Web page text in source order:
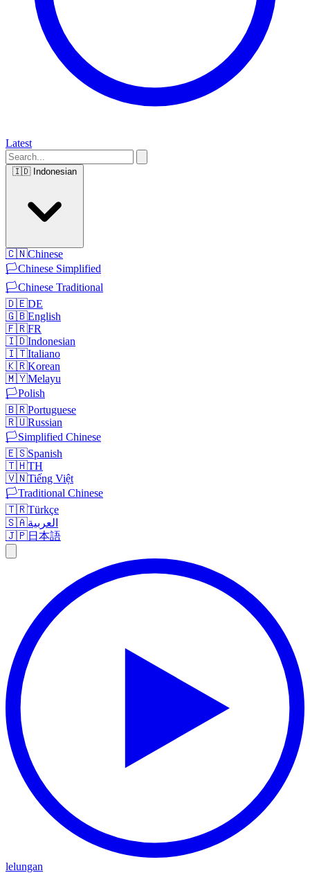
Latest
🇮🇩 Indonesian
🇨🇳Chinese
🏳️Chinese Simplified
🏳️Chinese Traditional
🇩🇪DE
🇬🇧English
🇫🇷FR
🇮🇩Indonesian
🇮🇹Italiano
🇰🇷Korean
🇲🇾Melayu
🏳️Polish
🇧🇷Portuguese
🇷🇺Russian
🏳️Simplified Chinese
🇪🇸Spanish
🇹🇭TH
🇻🇳Tiếng Việt
🏳️Traditional Chinese
🇹🇷Türkçe
🇸🇦العربية
🇯🇵日本語
lelungan